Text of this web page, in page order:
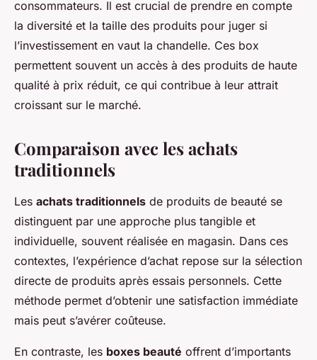
consommateurs. Il est crucial de prendre en compte
la diversité et la taille des produits pour juger si
l’investissement en vaut la chandelle. Ces box
permettent souvent un accès à des produits de haute
qualité à prix réduit, ce qui contribue à leur attrait
croissant sur le marché.
Comparaison avec les achats
traditionnels
Les achats traditionnels de produits de beauté se
distinguent par une approche plus tangible et
individuelle, souvent réalisée en magasin. Dans ces
contextes, l’expérience d’achat repose sur la sélection
directe de produits après essais personnels. Cette
méthode permet d’obtenir une satisfaction immédiate
mais peut s’avérer coûteuse.
En contraste, les boxes beauté offrent d’importants